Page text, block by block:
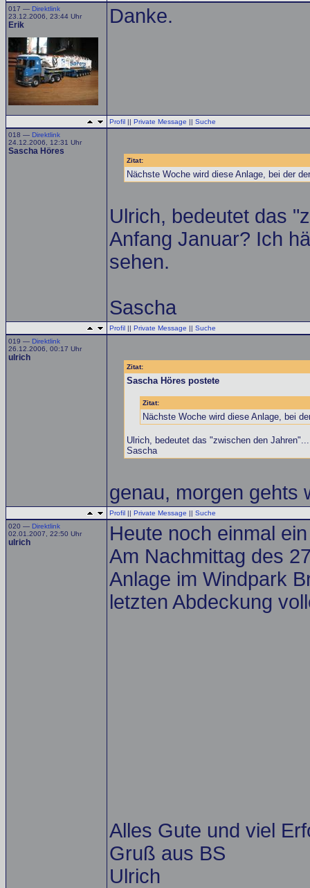
017 — Direktlink
23.12.2006, 23:44 Uhr
Erik Danke.
Profil || Private Message || Suche
018 — Direktlink
24.12.2006, 12:31 Uhr
Sascha Höres
Zitat:
Nächste Woche wird diese Anlage, bei der
Ulrich, bedeutet das
Anfang Januar? Ich
sehen.
Sascha
Profil || Private Message || Suche
019 — Direktlink
26.12.2006, 00:17 Uhr
ulrich
Zitat:
Sascha Höres postete
Zitat:
Nächste Woche wird diese Anlage, bei
Ulrich, bedeutet das "zwischen den Jahren"...
Sascha
genau, morgen gehts
Profil || Private Message || Suche
020 — Direktlink
02.01.2007, 22:50 Uhr
ulrich
Heute noch einmal
Am Nachmittag des
Anlage im Windpark
letzten Abdeckung
Alles Gute und viel
Gruß aus BS
Ulrich